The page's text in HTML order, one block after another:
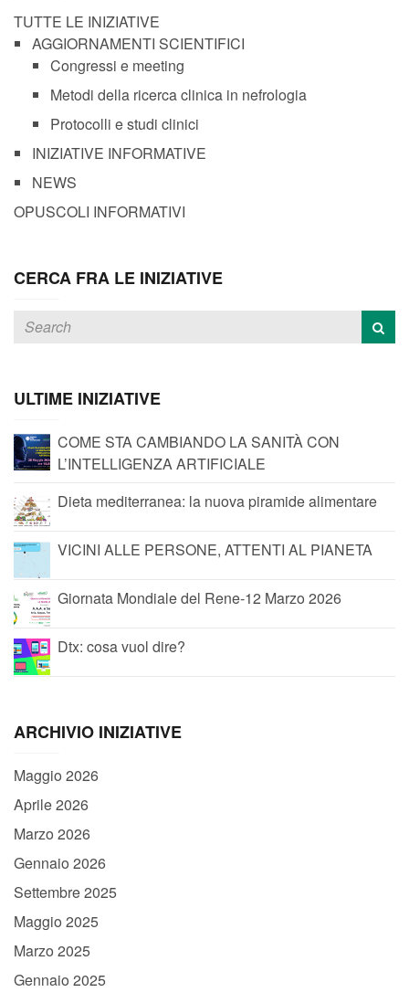
TUTTE LE INIZIATIVE
AGGIORNAMENTI SCIENTIFICI
Congressi e meeting
Metodi della ricerca clinica in nefrologia
Protocolli e studi clinici
INIZIATIVE INFORMATIVE
NEWS
OPUSCOLI INFORMATIVI
CERCA FRA LE INIZIATIVE
ULTIME INIZIATIVE
COME STA CAMBIANDO LA SANITÀ CON
L’INTELLIGENZA ARTIFICIALE
Dieta mediterranea: la nuova piramide alimentare
VICINI ALLE PERSONE, ATTENTI AL PIANETA
Giornata Mondiale del Rene-12 Marzo 2026
Dtx: cosa vuol dire?
ARCHIVIO INIZIATIVE
Maggio 2026
Aprile 2026
Marzo 2026
Gennaio 2026
Settembre 2025
Maggio 2025
Marzo 2025
Gennaio 2025